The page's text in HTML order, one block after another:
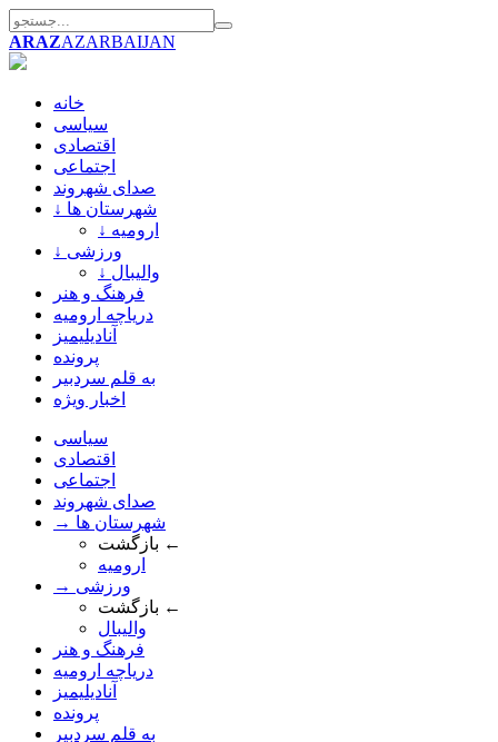
ARAZAZARBAIJAN
خانه
سیاسی
اقتصادی
اجتماعی
صدای شهروند
↓ شهرستان ها
↓ ارومیه
↓ ورزشی
↓ والیبال
فرهنگ و هنر
دریاچه ارومیه
آنادیلیمیز
پرونده
به قلم سردبیر
اخبار ویژه
سیاسی
اقتصادی
اجتماعی
صدای شهروند
→ شهرستان ها
بازگشت ←
ارومیه
→ ورزشی
بازگشت ←
والیبال
فرهنگ و هنر
دریاچه ارومیه
آنادیلیمیز
پرونده
به قلم سردبیر